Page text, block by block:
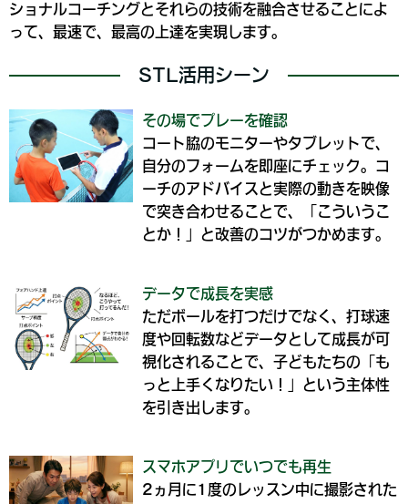
ショナルコーチングとそれらの技術を融合させることによ
って、最速で、最高の上達を実現します。
STL活用シーン
その場でプレーを確認
コート脇のモニターやタブレットで、
自分のフォームを即座にチェック。コ
ーチのアドバイスと実際の動きを映像
で突き合わせることで、「こういうこ
とか！」と改善のコツがつかめます。
データで成長を実感
ただボールを打つだけでなく、打球速
度や回転数などデータとして成長が可
視化されることで、子どもたちの「も
っと上手くなりたい！」という主体性
を引き出します。
スマホアプリでいつでも再生
2ヵ月に1度のレッスン中に撮影された